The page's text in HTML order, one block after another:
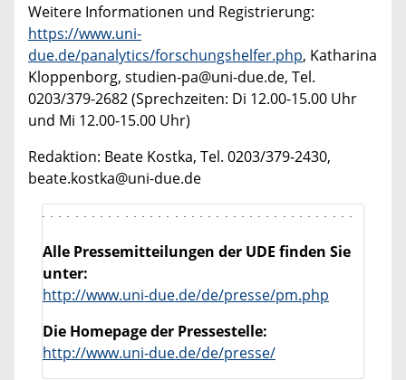
Weitere Informationen und Registrierung:
https://www.uni-
due.de/panalytics/forschungshelfer.php, Katharina
Kloppenborg, studien-pa@uni-due.de, Tel.
0203/379-2682 (Sprechzeiten: Di 12.00-15.00 Uhr
und Mi 12.00-15.00 Uhr)
Redaktion: Beate Kostka, Tel. 0203/379-2430,
beate.kostka@uni-due.de
Alle Pressemitteilungen der UDE finden Sie
unter:
http://www.uni-due.de/de/presse/pm.php
Die Homepage der Pressestelle:
http://www.uni-due.de/de/presse/